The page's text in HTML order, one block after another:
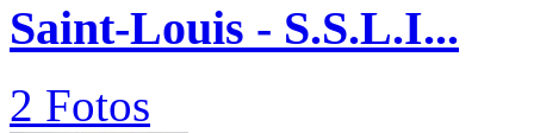
Saint-Louis - S.S.L.I...
2 Fotos